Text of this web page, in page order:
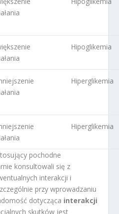
Hipoglikemia
Hiperglikemia
Hiperglikemia
pochodne
konsultowali się z
interakcji i
przy wprowadzaniu
dotycząca interakcji
skutków jest